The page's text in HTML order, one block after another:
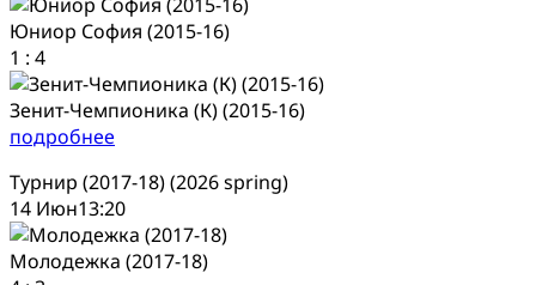
Юниор София (2015-16)
1 : 4
Зенит-Чемпионика (К) (2015-16)
подробнее
Турнир (2017-18) (2026 spring)
14 Июн13:20
Молодежка (2017-18)